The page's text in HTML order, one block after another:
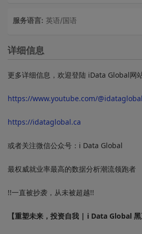
服务语言: 英语/国语
详细信息
更多详细信息，欢迎登陆 iData Global网
https://www.youtube.com/
https://idataglobal.ca
或者关注微信公众号：i Data Global
最权威就业率最高的数据分析潮流领跑者
!!一直被抄袭，从未被超越!!
【重塑未来，投资自我 | i Data Global 黑